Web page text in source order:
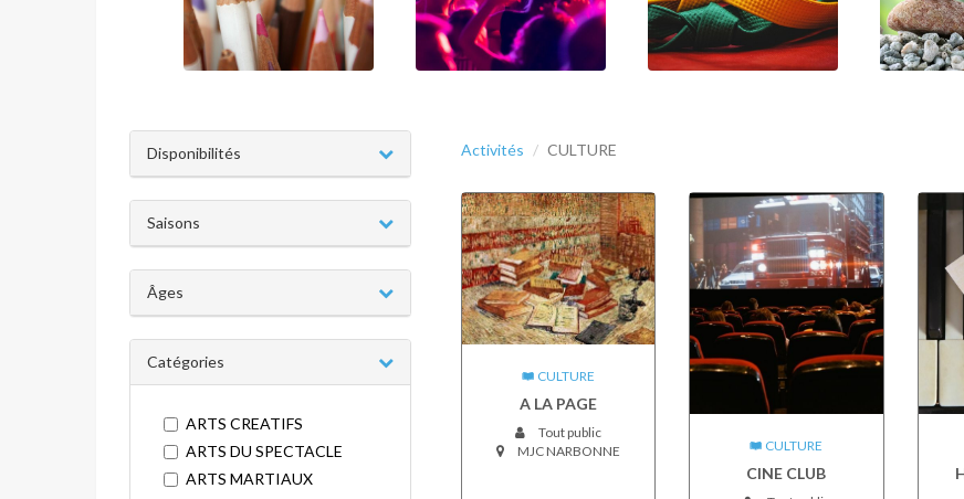
Disponibilités
Saisons
Âges
Catégories
ARTS CREATIFS
ARTS DU SPECTACLE
ARTS MARTIAUX
Activités CULTURE
CULTURE
A LA PAGE
Tout public
MJC NARBONNE
CULTURE
CINE CLUB